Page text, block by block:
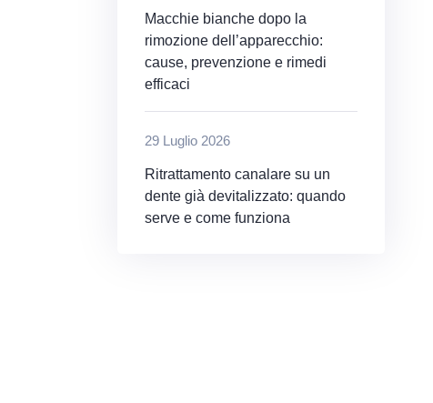
Macchie bianche dopo la
rimozione dell’apparecchio:
cause, prevenzione e rimedi
efficaci
29 Luglio 2026
Ritrattamento canalare su un
dente già devitalizzato: quando
serve e come funziona